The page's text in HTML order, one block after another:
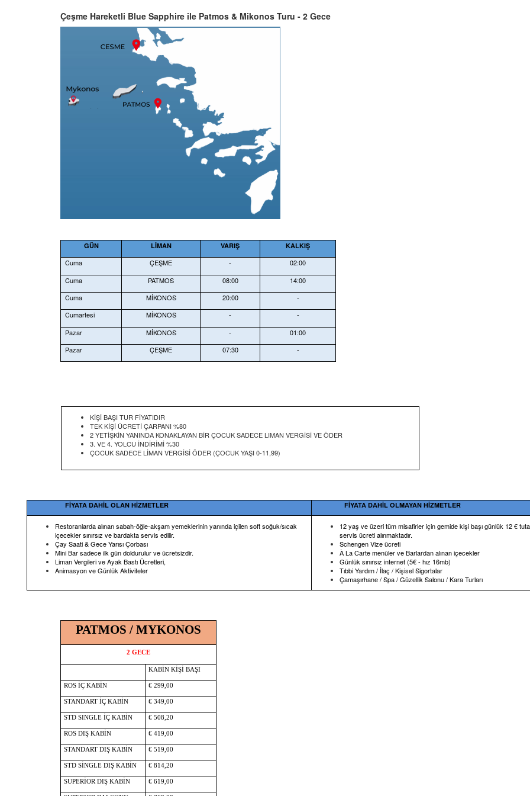
Çeşme Hareketli Blue Sapphire ile Patmos & Mikonos Turu - 2 Gece
GÜN LİMAN VARIŞ KALKIŞ
Cuma ÇEŞME -
02:00
Cuma
PATMOS 08:00
14:00
Cuma
MİKONOS 20:00
-
Cumartesi
MİKONOS -
-
Pazar
MİKONOS -
01:00
Pazar
ÇEŞME 07:30 -
KİŞİ BAŞI TUR FİYATIDIR
TEK KİŞİ ÜCRETİ ÇARPANI %80
2 YETİŞKİN YANINDA KONAKLAYAN BİR ÇOCUK SADECE LIMAN VERGİSİ VE ÖDER
3. VE 4. YOLCU İNDİRİMİ %30
ÇOCUK SADECE LİMAN VERGİSİ ÖDER (ÇOCUK YAŞI 0-11,99)
FİYATA DAHİL OLAN HİZMETLER FİYATA DAHİL OLMAYAN HİZMETLER
Restoranlarda alınan sabah-öğle-akşam yemeklerinin yanında içilen soft soğuk/sıcak
içecekler sınırsız ve bardakta servis edilir.
Çay Saati & Gece Yarısı Çorbası
Mini Bar sadece ilk gün doldurulur ve ücretsizdir.
Liman Vergileri ve Ayak Bastı Ücretleri,
Animasyon ve Günlük Aktiviteler
12 yaş ve üzeri tüm misafirler için gemide kişi başı günlük 12 €
servis ücreti alınmaktadır.
Schengen Vize ücreti
À La Carte menüler ve Barlardan alınan içecekler
Günlük sınırsız internet (5€ - hız 16mb)
Tıbbi Yardım / İlaç / Kişisel Sigortalar
Çamaşırhane / Spa / Güzellik Salonu / Kara Turları
PATMOS / MYKONOS
2 GECE
KABİN KİŞİ BAŞI
ROS İÇ KABİN € 299,00
STANDART İÇ KABİN € 349,00
STD SINGLE İÇ KABİN € 508,20
ROS DIŞ KABİN € 419,00
STANDART DIŞ KABİN € 519,00
STD SİNGLE DIŞ KABİN € 814,20
SUPERİOR DIŞ KABİN € 619,00